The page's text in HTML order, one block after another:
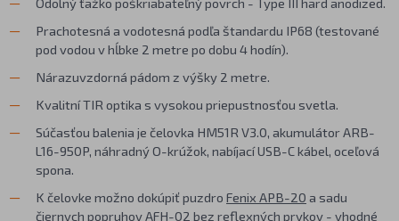
Prachotesná a vodotesná podľa štandardu IP68 (testované
pod vodou v hĺbke 2 metre po dobu 4 hodín).
Nárazuvzdorná pádom z výšky 2 metre.
Kvalitní TIR optika s vysokou priepustnosťou svetla.
Súčasťou balenia je čelovka HM51R V3.0, akumulátor ARB-
L16-950P, náhradný O-krúžok, nabíjací USB-C kábel, oceľová
spona.
K čelovke možno dokúpiť puzdro Fenix APB-20 a sadu
čiernych popruhovAFH-02 bez reflexných prvkov - vhodné